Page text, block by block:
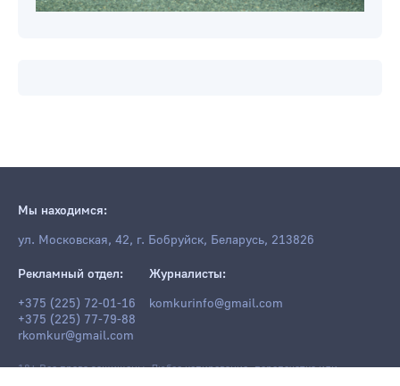
Мы находимся:
ул. Московская, 42, г. Бобруйск, Беларусь, 213826
Рекламный отдел:
+375 (225) 72-01-16
+375 (225) 77-79-88
rkomkur@gmail.com
Журналисты:
komkurinfo@gmail.com
18+ Все права защищены. Любое копирование, перепечатка или